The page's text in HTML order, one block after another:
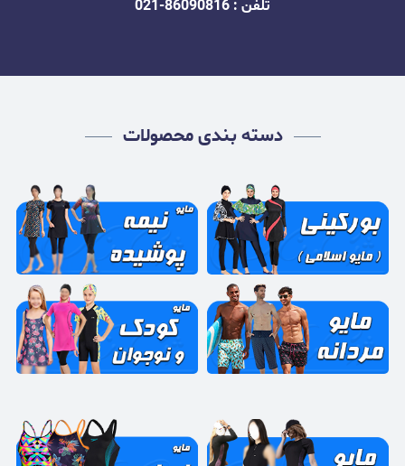
تلفن : 86090816-021
دسته بندی محصولات